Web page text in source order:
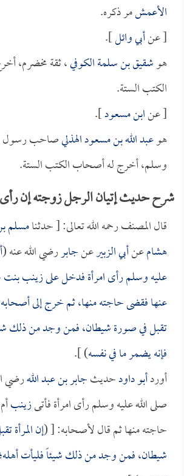
الأعمشمر ذكره.
[ عنأبي وائل].
هوشقيق بن سلمة الكوفي، ثقة مخضرم،
الكتب الستة.
[ عنابن مسعود].
هوعبد الله بن مسعود الهذليصاحب رسول
وسلم، أخرج له أصحاب الكتب الستة.
شرح حديث إتيان الرجل زوجته إن رأى
قال المصنف رحمه الله تعالى: [ حدثنامسلم
هشامعنأبي الزبيرعنجابررضي الله عنه (
عليه وسلم رأى امرأة فدخل علىزينب
عنها فقضى حاجته منها، ثم خرج إلى أصحابه
تقبل في صورة شيطان، فمن وجد من ذلك
فإنه يضمر ما في نفسه) ].
أوردأبو داودحديثجابر بن عبد اللهرضي
صلى الله عليه وسلم رأى امرأة فأتىزينب
حاجته منها ثم قال لأصحابه: [ (إن المرأة
شيطان، فمن وجد من ذلك شيئاً فليأت